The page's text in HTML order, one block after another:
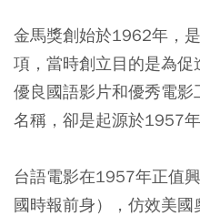
金馬獎創始於1962年，
項，當時創立目的是為
優良國語影片和優秀電
名稱，卻是起源於1957年
台語電影在1957年正值
國時報前身），仿效美